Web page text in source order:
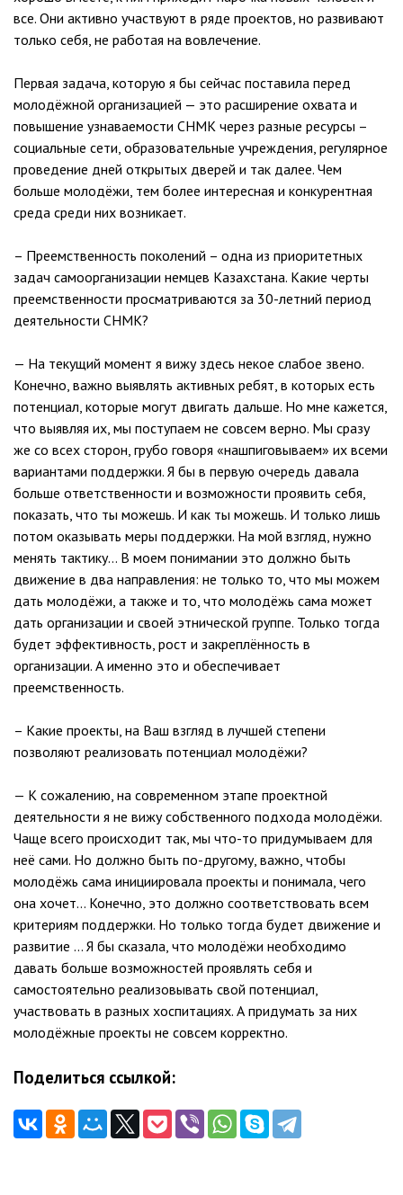
все. Они активно участвуют в ряде проектов, но развивают
только себя, не работая на вовлечение.
Первая задача, которую я бы сейчас поставила перед
молодёжной организацией — это расширение охвата и
повышение узнаваемости СНМК через разные ресурсы –
социальные сети, образовательные учреждения, регулярное
проведение дней открытых дверей и так далее. Чем
больше молодёжи, тем более интересная и конкурентная
среда среди них возникает.
– Преемственность поколений – одна из приоритетных
задач самоорганизации немцев Казахстана. Какие черты
преемственности просматриваются за 30-летний период
деятельности СНМК?
— На текущий момент я вижу здесь некое слабое звено.
Конечно, важно выявлять активных ребят, в которых есть
потенциал, которые могут двигать дальше. Но мне кажется,
что выявляя их, мы поступаем не совсем верно. Мы сразу
же со всех сторон, грубо говоря «нашпиговываем» их всеми
вариантами поддержки. Я бы в первую очередь давала
больше ответственности и возможности проявить себя,
показать, что ты можешь. И как ты можешь. И только лишь
потом оказывать меры поддержки. На мой взгляд, нужно
менять тактику… В моем понимании это должно быть
движение в два направления: не только то, что мы можем
дать молодёжи, а также и то, что молодёжь сама может
дать организации и своей этнической группе. Только тогда
будет эффективность, рост и закреплённость в
организации. А именно это и обеспечивает
преемственность.
– Какие проекты, на Ваш взгляд в лучшей степени
позволяют реализовать потенциал молодёжи?
— К сожалению, на современном этапе проектной
деятельности я не вижу собственного подхода молодёжи.
Чаще всего происходит так, мы что-то придумываем для
неё сами. Но должно быть по-другому, важно, чтобы
молодёжь сама инициировала проекты и понимала, чего
она хочет… Конечно, это должно соответствовать всем
критериям поддержки. Но только тогда будет движение и
развитие … Я бы сказала, что молодёжи необходимо
давать больше возможностей проявлять себя и
самостоятельно реализовывать свой потенциал,
участвовать в разных хоспитациях. А придумать за них
молодёжные проекты не совсем корректно.
Поделиться ссылкой: